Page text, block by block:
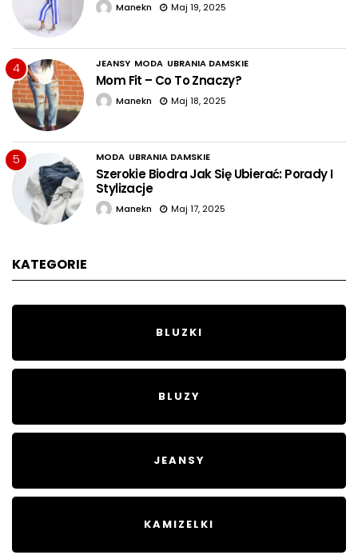
Manekn Maj 19, 2025
4 JEANSY MODA UBRANIA DAMSKIE
Mom Fit – Co To Znaczy?
Manekn Maj 18, 2025
5 MODA UBRANIA DAMSKIE
Szerokie Biodra Jak Się Ubierać: Porady I
Stylizacje
Manekn Maj 17, 2025
KATEGORIE
BLUZKI
BLUZY
JEANSY
KAMIZELKI